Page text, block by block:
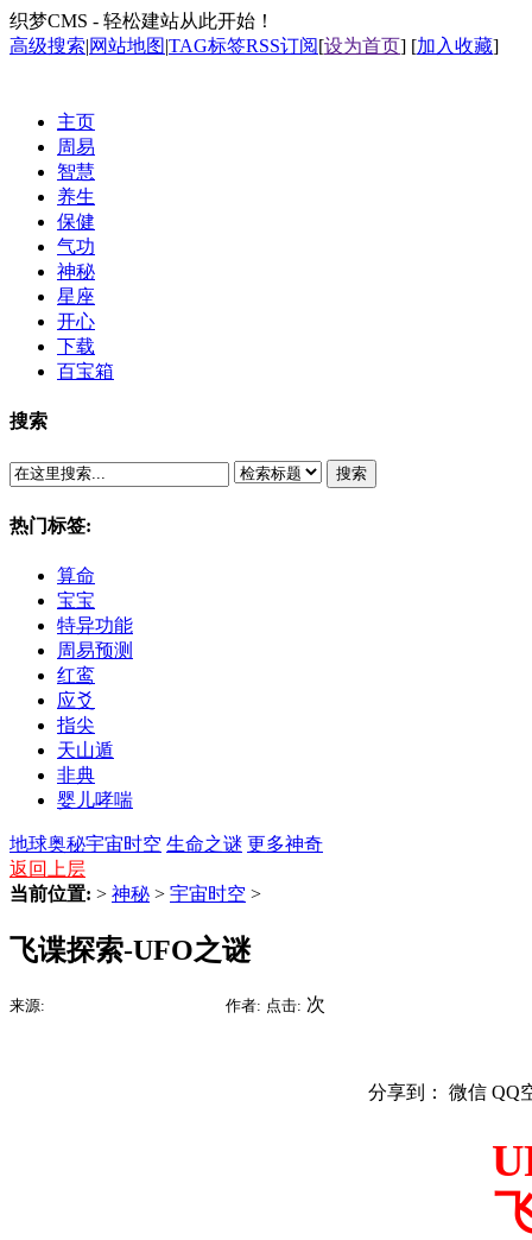
织梦CMS - 轻松建站从此开始！
高级搜索|网站地图|TAG标签RSS订阅[设为首页] [加入收藏]
主页
周易
智慧
养生
保健
气功
神秘
星座
开心
下载
百宝箱
搜索
搜索
热门标签:
算命
宝宝
特异功能
周易预测
红鸾
应爻
指尖
天山遁
非典
婴儿哮喘
地球奥秘宇宙时空 生命之谜 更多神奇
返回上层
当前位置: > 神秘 > 宇宙时空 >
飞谍探索-UFO之谜
来源: 作者: 点击: 次
分享到： 微信 QQ